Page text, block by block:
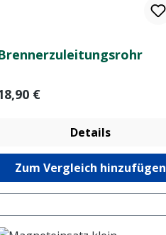
Preis:
€
Details
Zum Vergleich hinzufügen